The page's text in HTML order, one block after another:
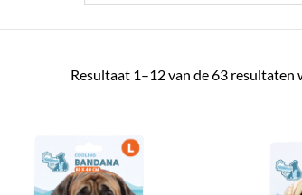
Resultaat 1–12 van de 63 resultaten
Toevoegen